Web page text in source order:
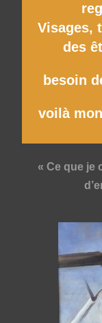
Visages,
des
besoin
voilà
« Ce que je